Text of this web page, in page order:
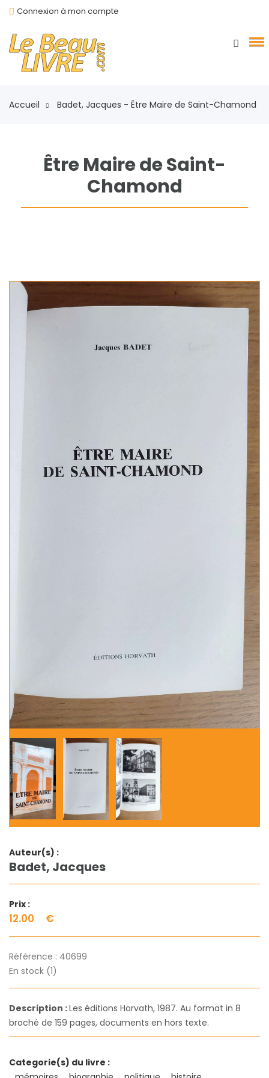
Connexion à mon compte
Accueil Badet, Jacques - Être Maire de Saint-Chamond
Être Maire de Saint-
Chamond
Auteur(s) :
Badet, Jacques
Prix :
12.00 €
Référence : 40699
En stock (1)
Description :Les éditions Horvath, 1987. Au format in 8
broché de 159 pages, documents en hors texte.
Categorie(s) du livre :